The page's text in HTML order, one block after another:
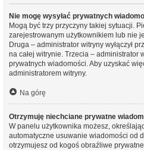
Nie mogę wysyłać prywatnych
Mogą być trzy przyczyny takiej sytuacji.
zarejestrowanym użytkownikiem lub nie
Druga – administrator witryny wyłączył
na całej witrynie. Trzecia – administrator
prywatnych wiadomości. Aby uzyskać
administratorem witryny.
Na górę
Otrzymuję niechciane prywatne
W panelu użytkownika możesz,
automatyczne usuwanie wiadomości od
otrzymujesz od kogoś obraźliwe